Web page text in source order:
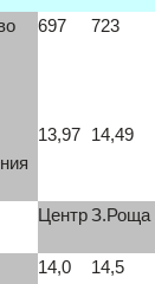
697 723
13,97 14,49
ЦентрЗ.Роща
14,0 14,5